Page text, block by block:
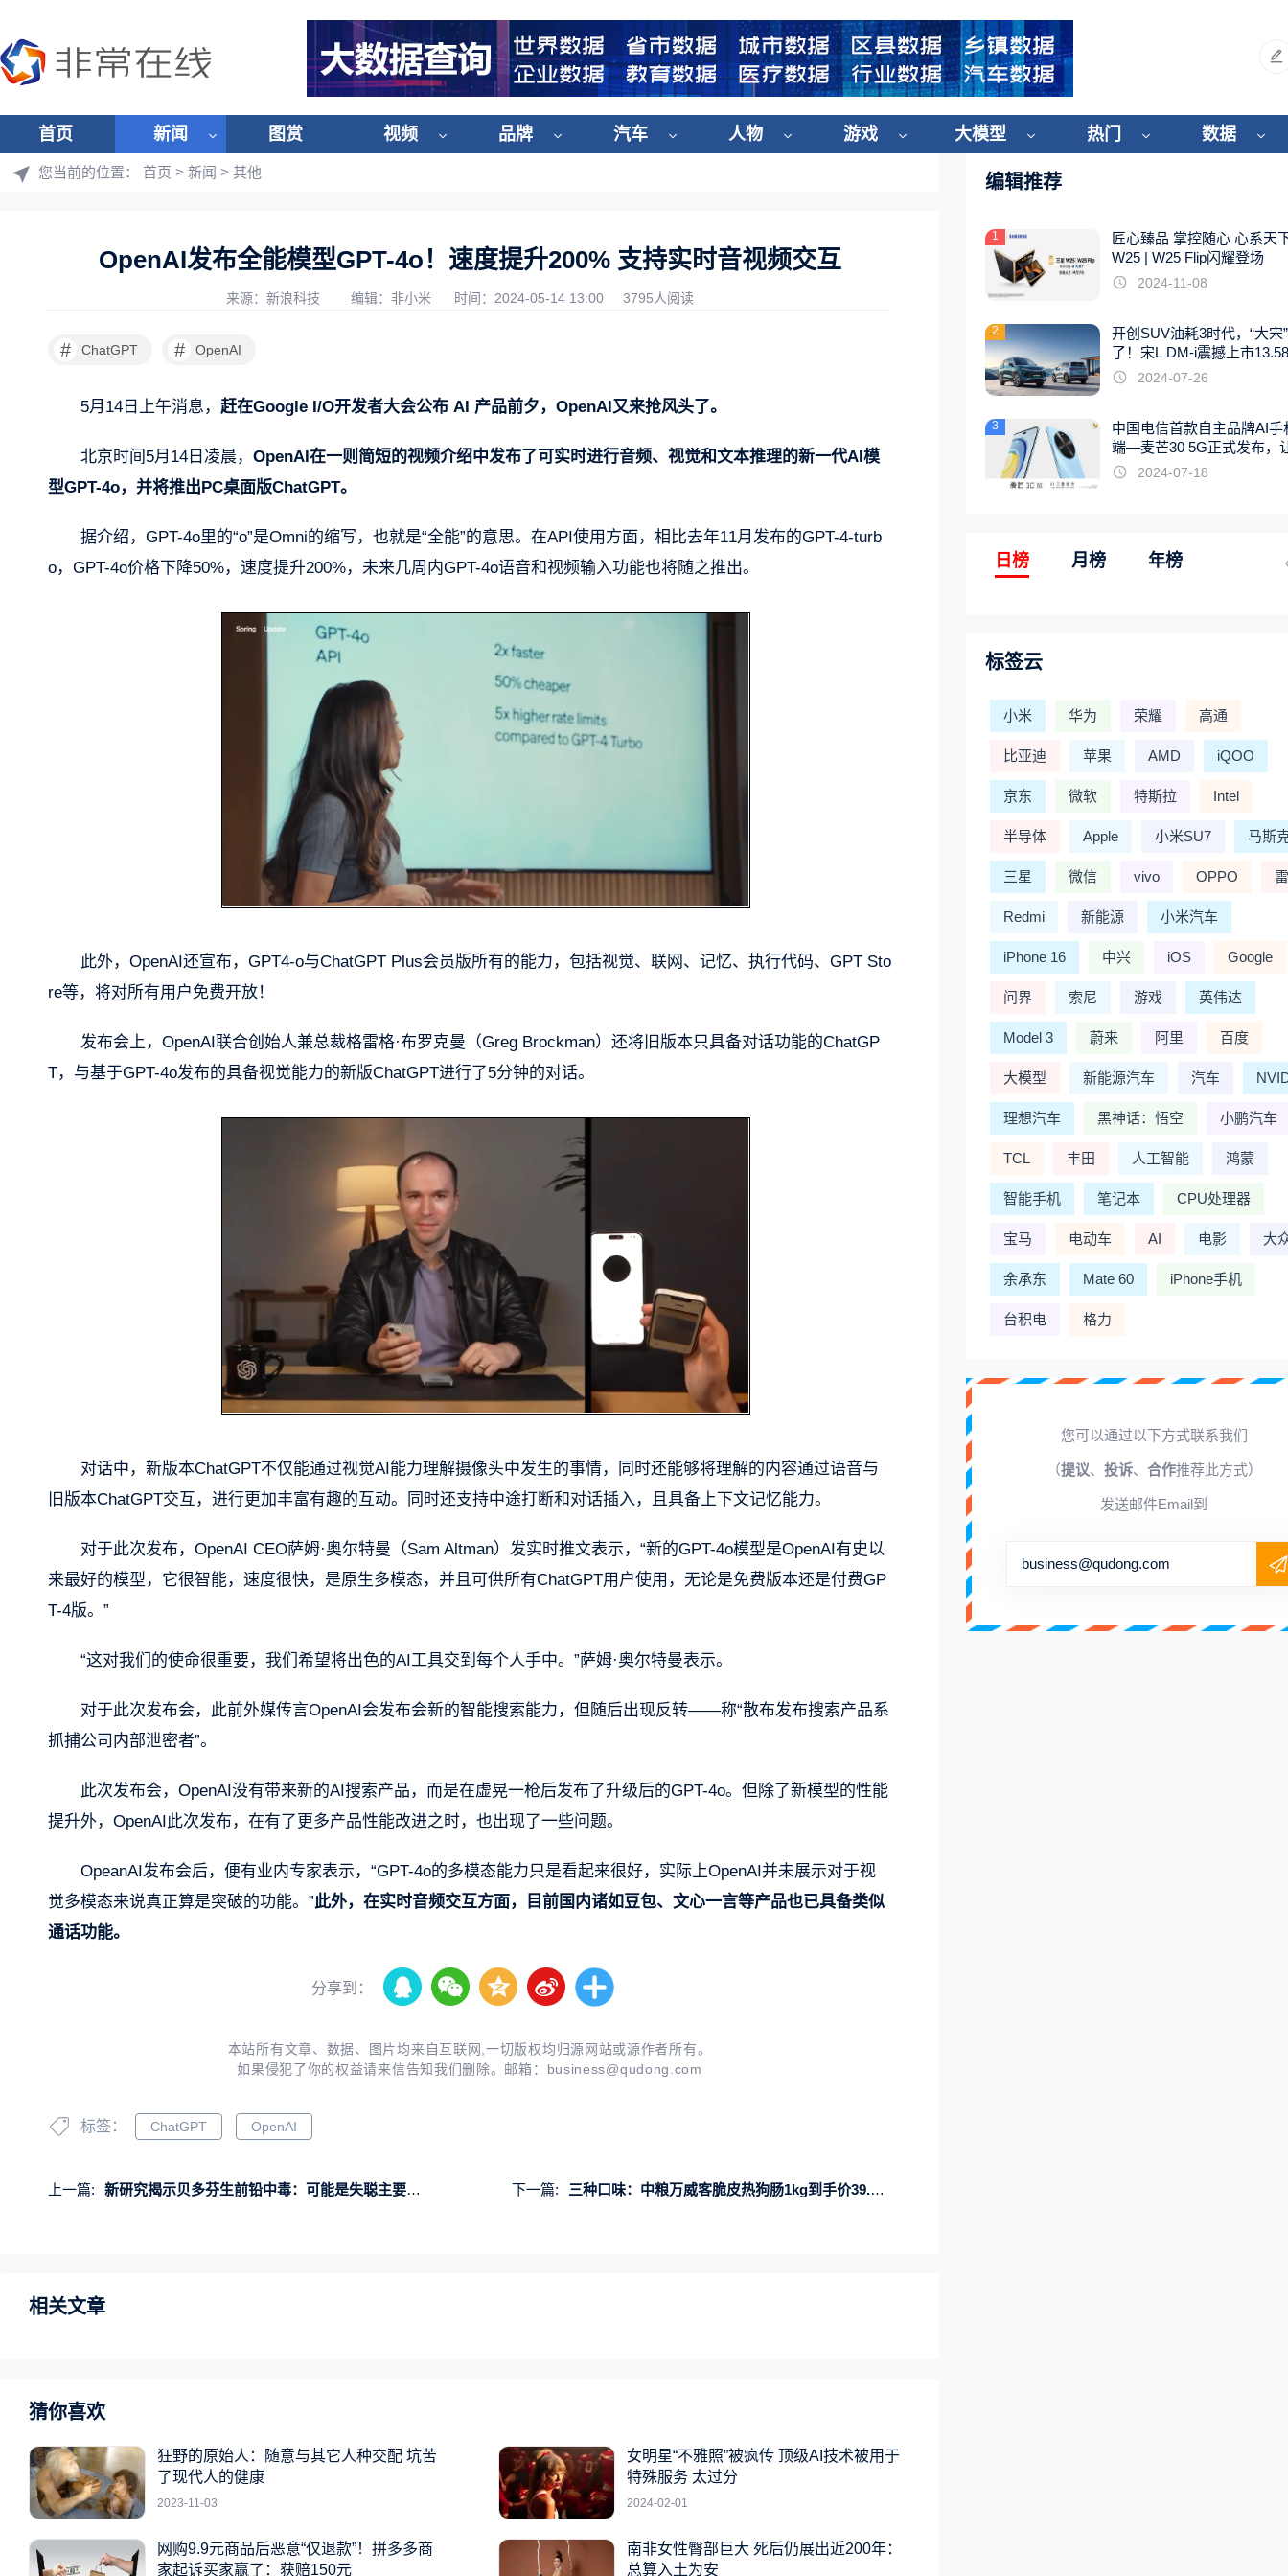
首页 新闻 图赏 视频 品牌 汽车 人物 游戏 大模型 热门 数据
您当前的位置： 首页 > 新闻 > 其他
OpenAI发布全能模型GPT-4o！速度提升200% 支持实时音视频交互
来源：新浪科技 编辑：非小米 时间：2024-05-14 13:00 3795人阅读
# ChatGPT # OpenAI
5月14日上午消息， 赶在Google I/O开发者大会公布 AI 产品前夕，OpenAI又来抢风头了。
北京时间5月14日凌晨， OpenAI在一则简短的视频介绍中发布了可实时进行音频、视觉和文本推理的新一代AI模
型GPT-4o，并将推出PC桌面版ChatGPT。
据介绍，GPT-4o里的“o”是Omni的缩写，也就是“全能”的意思。在API使用方面，相比去年11月发布的GPT-4-turb
o，GPT-4o价格下降50%，速度提升200%，未来几周内GPT-4o语音和视频输入功能也将随之推出。
此外，OpenAI还宣布，GPT4-o与ChatGPT Plus会员版所有的能力，包括视觉、联网、记忆、执行代码、GPT Sto
re等，将对所有用户免费开放！
发布会上，OpenAI联合创始人兼总裁格雷格·布罗克曼（Greg Brockman）还将旧版本只具备对话功能的ChatGP
T，与基于GPT-4o发布的具备视觉能力的新版ChatGPT进行了5分钟的对话。
对话中，新版本ChatGPT不仅能通过视觉AI能力理解摄像头中发生的事情，同时还能够将理解的内容通过语音与
旧版本ChatGPT交互，进行更加丰富有趣的互动。同时还支持中途打断和对话插入，且具备上下文记忆能力。
对于此次发布，OpenAI CEO萨姆·奥尔特曼（Sam Altman）发实时推文表示，“新的GPT-4o模型是OpenAI有史以
来最好的模型，它很智能，速度很快，是原生多模态，并且可供所有ChatGPT用户使用，无论是免费版本还是付费GP
T-4版。”
“这对我们的使命很重要，我们希望将出色的AI工具交到每个人手中。”萨姆·奥尔特曼表示。
对于此次发布会，此前外媒传言OpenAI会发布会新的智能搜索能力，但随后出现反转——称“散布发布搜索产品系
抓捕公司内部泄密者”。
此次发布会，OpenAI没有带来新的AI搜索产品，而是在虚晃一枪后发布了升级后的GPT-4o。但除了新模型的性能
提升外，OpenAI此次发布，在有了更多产品性能改进之时，也出现了一些问题。
OpeanAI发布会后，便有业内专家表示，“GPT-4o的多模态能力只是看起来很好，实际上OpenAI并未展示对于视
觉多模态来说真正算是突破的功能。”此外，在实时音频交互方面，目前国内诸如豆包、文心一言等产品也已具备类似
通话功能。
分享到：
本站所有文章、数据、图片均来自互联网,一切版权均归源网站或源作者所有。
如果侵犯了你的权益请来信告知我们删除。邮箱： business@qudong.com
标签： ChatGPT OpenAI
上一篇: 新研究揭示贝多芬生前铅中毒：可能是失聪主要原因 下一篇: 三种口味：中粮万威客脆皮热狗肠1kg到手价39.9元
相关文章
猜你喜欢
狂野的原始人：随意与其它人种交配 坑苦
了现代人的健康
2023-11-03
女明星“不雅照”被疯传 顶级AI技术被用于
特殊服务 太过分
2024-02-01
网购9.9元商品后恶意“仅退款”！拼多多商
家起诉买家赢了：获赔150元
南非女性臀部巨大 死后仍展出近200年：
总算入土为安
编辑推荐
1
匠心臻品 掌控随心 心系天
W25 | W25 Flip闪耀登场
2024-11-08
2
开创SUV油耗3时代，“大宋
了！宋L DM-i震撼上市
起
2024-07-26
3
中国电信首款自主品牌AI手
端—麦芒30 5G正式发布，
触手可及2024-07-18
日榜 月榜 年榜
标签云
小米 华为 荣耀 高通
比亚迪 苹果 AMD iQOO
京东 微软 特斯拉 Intel
半导体 Apple 小米SU7 马斯
三星 微信 vivo OPPO
Redmi 新能源 小米汽车
iPhone 16 中兴 iOS Google
问界 索尼 游戏 英伟达
Model 3 蔚来 阿里 百度
大模型 新能源汽车 汽车
理想汽车 黑神话：悟空 小鹏汽车
TCL 丰田 人工智能 鸿蒙
智能手机 笔记本 CPU处理器
宝马 电动车 AI 电影 大
余承东 Mate 60 iPhone手机
台积电 格力
您可以通过以下方式联系我们
（提议、 投诉、 合作推荐此方式）
发送邮件Email到
business@qudong.com